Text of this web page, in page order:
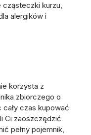
cząsteczki kurzu,
alergików i
korzysta z
zbiorczego o
czas kupować
Ci zaoszczędzić
pełny pojemnik,